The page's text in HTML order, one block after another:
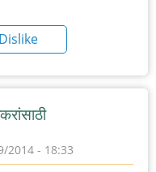
Dislike
2014 - 18:33